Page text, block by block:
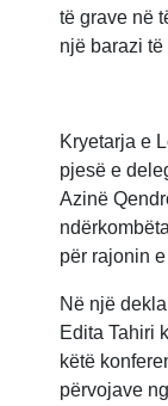
të grave në
një barazi
Kryetarja e
pjesë e
Azinë
për rajonin
Në një
Edita Tahiri
këtë
përvojave